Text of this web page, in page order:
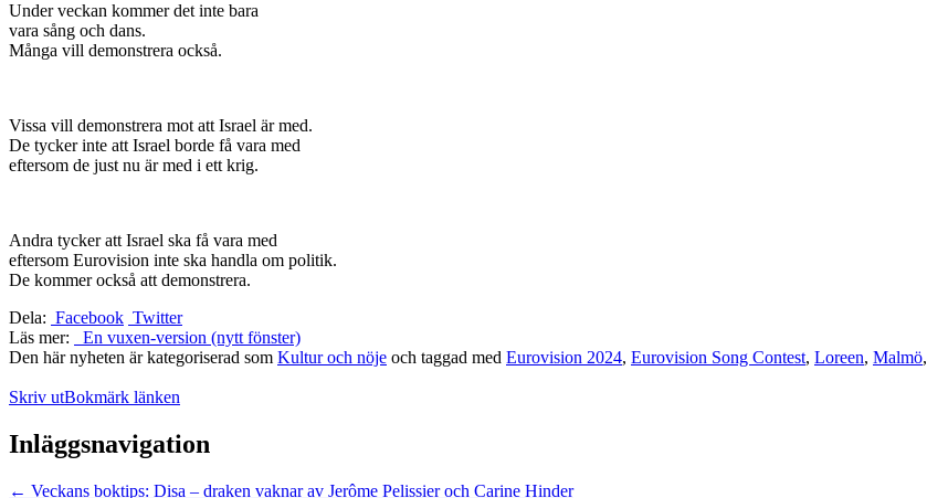
Under veckan kommer det inte bara
vara sång och dans.
Många vill demonstrera också.
Vissa vill demonstrera mot att Israel är med.
De tycker inte att Israel borde få vara med
eftersom de just nu är med i ett krig.
Andra tycker att Israel ska få vara med
eftersom Eurovision inte ska handla om politik.
De kommer också att demonstrera.
Dela: Facebook Twitter
Läs mer:
En vuxen-version (nytt fönster)
Den här nyheten är kategoriserad som Kultur och nöje och taggad med Eurovision 2024, Eurovision Song Contest, Loreen, Malmö,
Skriv utBokmärk länken
Inläggsnavigation
← Veckans boktips: Disa – draken vaknar av Jerôme Pelissier och Carine Hinder